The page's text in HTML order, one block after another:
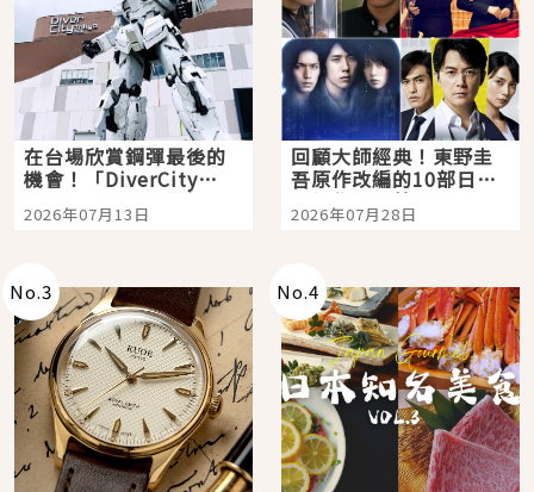
在台場欣賞鋼彈最後的
機會！「DiverCity
Tokyo Plaza」搭船、
購物、美食及夜景，一
2026年07月13日
回顧大師經典！東野圭
吾原作改編的10部日本
影視作品推薦
2026年07月28日
No.3 No.4